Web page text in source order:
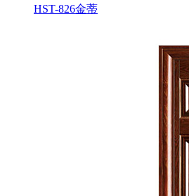
HST-826金蒂